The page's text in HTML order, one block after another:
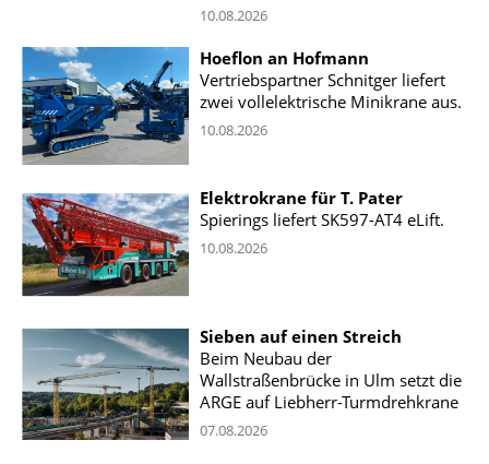
10.08.2026
Hoeflon an Hofmann
Vertriebspartner Schnitger liefert
zwei vollelektrische Minikrane aus.
10.08.2026
Elektrokrane für T. Pater
Spierings liefert SK597-AT4 eLift.
10.08.2026
Sieben auf einen Streich
Beim Neubau der
Wallstraßenbrücke in Ulm setzt die
ARGE auf Liebherr-Turmdrehkrane
07.08.2026